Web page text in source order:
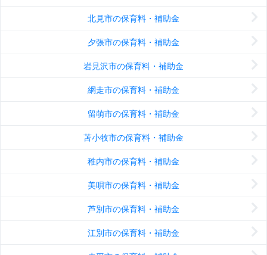
北見市の保育料・補助金
夕張市の保育料・補助金
岩見沢市の保育料・補助金
網走市の保育料・補助金
留萌市の保育料・補助金
苫小牧市の保育料・補助金
稚内市の保育料・補助金
美唄市の保育料・補助金
芦別市の保育料・補助金
江別市の保育料・補助金